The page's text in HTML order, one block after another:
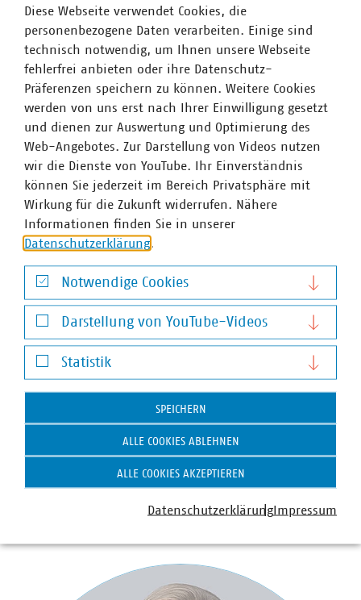
+49 170 8580380
wullenweber(at)vku(dot)de
Nils Weil
Diese Webseite verwendet Cookies, die
personenbezogene Daten verarbeiten. Einige sind
technisch notwendig, um Ihnen unsere Webseite
fehlerfrei anbieten oder ihre Datenschutz-
Präferenzen speichern zu können. Weitere Cookies
werden von uns erst nach Ihrer Einwilligung gesetzt
und dienen zur Auswertung und Optimierung des
Web-Angebotes. Zur Darstellung von Videos nutzen
wir die Dienste von YouTube. Ihr Einverständnis
können Sie jederzeit im Bereich Privatsphäre mit
Wirkung für die Zukunft widerrufen. Nähere
Informationen finden Sie in unserer
Datenschutzerklärung
Notwendige Cookies
Notwendige Cookies
Darstellung von YouTube-Videos
Darstellung von YouTube-Videos
Statistik
Statistik
SPEICHERN
ALLE COOKIES ABLEHNEN
ALLE COOKIES AKZEPTIEREN
DatenschutzerklärungImpressum